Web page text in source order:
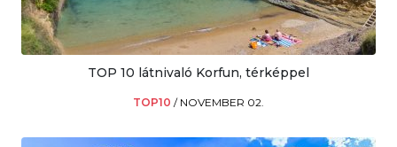
TOP 10 látnivaló Korfun, térképpel
TOP10 / NOVEMBER 02.